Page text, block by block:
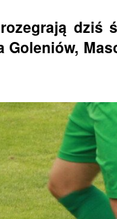
dziś